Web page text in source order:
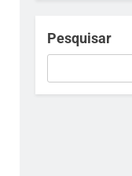
Pesquisar